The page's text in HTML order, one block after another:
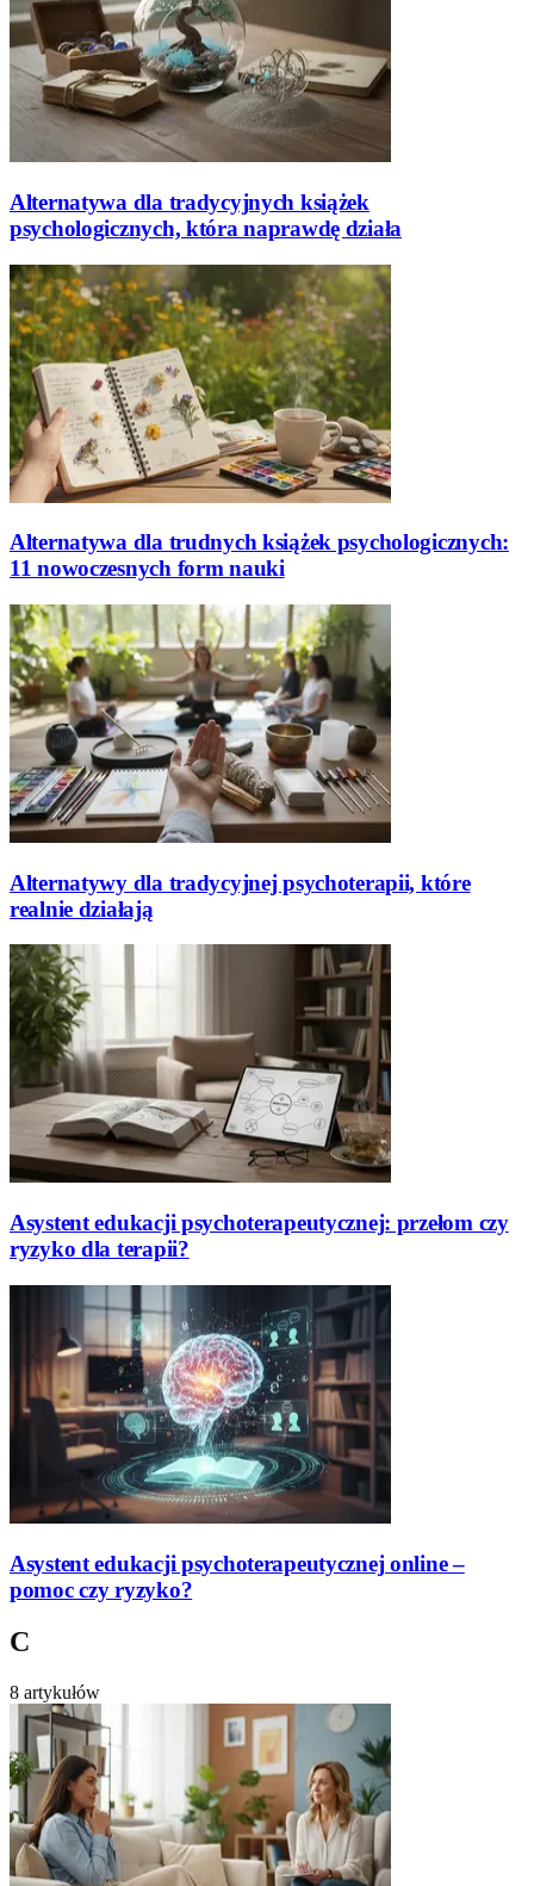
Alternatywa dla tradycyjnych książek
psychologicznych, która naprawdę działa
Alternatywa dla trudnych książek psychologicznych:
11 nowoczesnych form nauki
Alternatywy dla tradycyjnej psychoterapii, które
realnie działają
Asystent edukacji psychoterapeutycznej: przełom czy
ryzyko dla terapii?
Asystent edukacji psychoterapeutycznej online –
pomoc czy ryzyko?
C
8 artykułów